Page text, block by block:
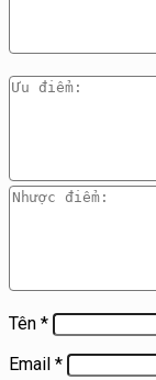
Tên *
Email *